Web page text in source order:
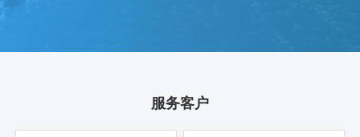
服务客户